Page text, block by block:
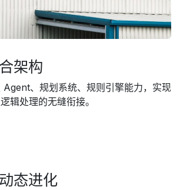
架构
Agent、规划系统、规则引擎能力，实现
辑处理的无缝衔接。
态进化